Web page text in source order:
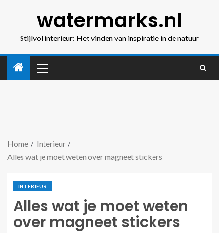
watermarks.nl
Stijlvol interieur: Het vinden van inspiratie in de natuur
Home
Interieur
Alles wat je moet weten over magneet stickers
INTERIEUR
Alles wat je moet weten
over magneet stickers